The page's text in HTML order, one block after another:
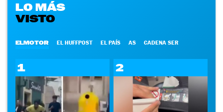
LO MÁS
VISTO
ELMOTOR EL HUFFPOST EL PAÍS AS CADENA SER
1 2